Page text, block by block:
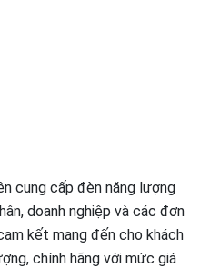
cung cấp đèn năng lượng
doanh nghiệp và các đơn
kết mang đến cho khách
chính hãng với mức giá